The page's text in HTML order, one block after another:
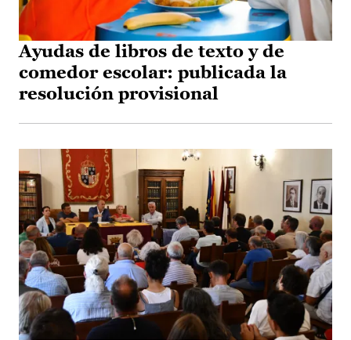
Ayudas de libros de texto y de
comedor escolar: publicada la
resolución provisional